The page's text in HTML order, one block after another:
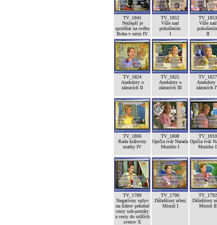
TV_1841
Nejlepší je
spoléhat na svého
Boha v nitru IV
TV_1852
Vůle nad
pokušením
I
TV_1853
Vůle nad
II
TV_1824
Anekdoty o
zázracích II
TV_1825
Anekdoty o
zázracích III
TV_1827
Anekdoty
zázracích
TV_1806
Rada královny
matky IV
TV_1808
Opičia tvár Narada
Muniho I
TV_1810
Opičia tvár
Muniho
TV_1789
Negatívny vplyv
na lídrov pekelné
cesty sub-portály
a cesty do nižších
svetov X
TV_1790
Důležitost učení
Mistrů I
TV_1792
Důležitost
Mistrů II